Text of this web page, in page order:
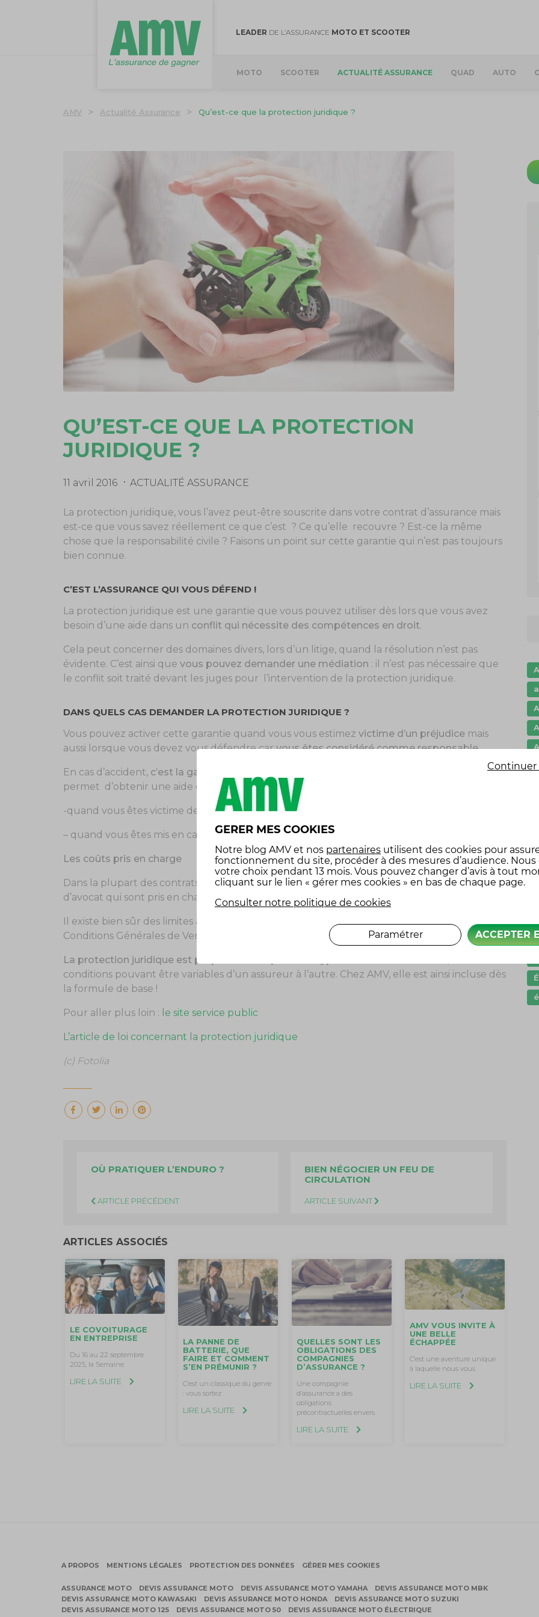
LEADER DE L’ASSURANCE MOTO ET SCOOTER
MOTO SCOOTER ACTUALITÉ ASSURANCE QUAD AUTO
AMV > Actualité Assurance > Qu’est-ce que la protection juridique ?
QU’EST-CE QUE LA PROTECTION
JURIDIQUE ?
11 avril 2016 ACTUALITÉ ASSURANCE
La protection juridique, vous l’avez peut-être souscrite dans votre contrat d’assurance mais
est-ce que vous savez réellement ce que c’est ? Ce qu’elle recouvre ? Est-ce la même
chose que la responsabilité civile ? Faisons un point sur cette garantie qui n’est pas toujours
bien connue.
C’EST L’ASSURANCE QUI VOUS DÉFEND !
La protection juridique est une garantie que vous pouvez utiliser dès lors que vous avez
besoin d’une aide dans un conflit qui nécessite des compétences en droit.
Cela peut concerner des domaines divers, lors d’un litige, quand la résolution n’est pas
évidente. C’est ainsi que vous pouvez demander une médiation : il n’est pas nécessaire que
le conflit soit traité devant les juges pour l’intervention de la protection juridique.
DANS QUELS CAS DEMANDER LA PROTECTION JURIDIQUE ?
Vous pouvez activer cette garantie quand vous vous estimez victime d’un préjudice mais
aussi lorsque vous devez vous défendre carvous êtes considéré comme responsable.
En cas d’accident, c’est la garantie défense pénale et recours suite à accident
(DPRSA) qui
permet d’obtenir une aide de son assureur dans deux cas précis :
-quand vous êtes victime de dommages, par exemple lors d’un accident de la route.
– quand vous êtes mis en cause dans le cadre de poursuites pénales
Les coûts pris en charge
Dans la plupart des contrats de protection juridique, ce sont les coûts liés aux honoraires
d’avocat qui sont pris en charge mais aussi les frais d’expertise et de procédure.
Il existe bien sûr des limites à la prise en compte de ces frais et ils sont mentionnés dans les
Conditions Générales de Vente.
La protection juridique est proposée dans plusieurs types contrats d’assurance,
conditions pouvant être variables d’un assureur à l’autre. Chez AMV, elle est ainsi incluse dès
la formule de base !
Pour aller plus loin : le site service public
L’article de loi concernant la protection juridique
(c) Fotolia
OÙ PRATIQUER L’ENDURO ?
ARTICLE PRÉCÉDENT
BIEN NÉGOCIER UN FEU DE
CIRCULATION
ARTICLE SUIVANT
ARTICLES ASSOCIÉS
LE COVOITURAGE
EN ENTREPRISE
Du 16 au 22 septembre
2025, la Semaine
LIRE LA SUITE
LA PANNE DE
BATTERIE, QUE
FAIRE ET COMMENT
S’EN PRÉMUNIR ?
C’est un classique du genre
: vous sortez
LIRE LA SUITE
QUELLES SONT LES
OBLIGATIONS DES
COMPAGNIES
D’ASSURANCE ?
Une compagnie
d’assurance a des
obligations
précontractuelles envers
LIRE LA SUITE
AMV VOUS INVITE À
UNE BELLE
ÉCHAPPÉE
C’est une aventure unique
à laquelle nous vous
LIRE LA SUITE
A PROPOS MENTIONS LÉGALES PROTECTION DES DONNÉES GÉRER MES COOKIES
ASSURANCE MOTO DEVIS ASSURANCE MOTO DEVIS ASSURANCE MOTO YAMAHA
DEVIS ASSURANCE MOTO MBK
DEVIS ASSURANCE MOTO KAWASAKI
DEVIS ASSURANCE MOTO HONDA
DEVIS ASSURANCE MOTO SUZUKI
DEVIS ASSURANCE MOTO 125
DEVIS ASSURANCE MOTO 50
DEVIS ASSURANCE MOTO ÉLECTRIQUE
GERER MES COOKIES
Notre blog AMV et nos partenaires utilisent des cookies pour
fonctionnement du site, procéder à des mesures d’audience. Nous
votre choix pendant 13 mois. Vous pouvez changer d’avis à tout
cliquant sur le lien « gérer mes cookies » en bas de chaque page.
Consulter notre politique de cookies
Continuer
ACCEPTER
Paramétrer